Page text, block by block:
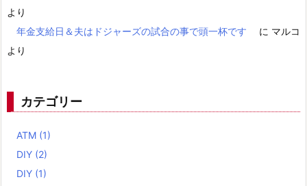
より
年金支給日＆夫はドジャーズの試合の事で頭一杯です
に マルコ
より
カテゴリー
ATM (1)
DIY (2)
DIY (1)